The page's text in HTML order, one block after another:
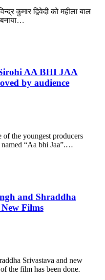
कुमार द्विवेदी को महीला बाल
AA BHI JAA
by audience
the youngest producers
“Aa bhi Jaa”.…
and Shraddha
Films
Srivastava and new
the film has been done.